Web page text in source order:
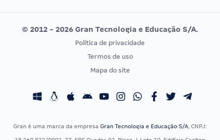
Editais publicados
Vunesp
CONCURSOS POR PROFISSÃO
Concursos Fiscais
EXAME DE ORDEM
Calendário OAB
© 2012 - 2026 Gran Tecnologia e Educação S/A.
Política de privacidade
Termos de uso
Mapa do site
Gran é uma marca da empresa Gran Tecnologia e Educação S/A, CNPJ: